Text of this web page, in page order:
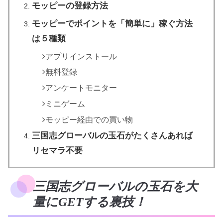
モッピーの登録方法
モッピーでポイントを「簡単に」稼ぐ方法
は５種類
アプリインストール
無料登録
アンケートモニター
ミニゲーム
モッピー経由での買い物
三国志グローバルの玉石がたくさんあれば
リセマラ不要
三国志グローバルの玉石を大
量にGETする裏技！